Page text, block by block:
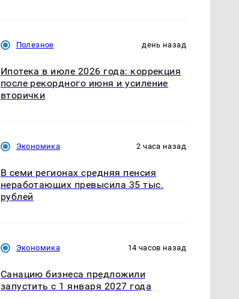
Полезное день назад
Ипотека в июле 2026 года: коррекция
после рекордного июня и усиление
вторички
Экономика 2 часа назад
В семи регионах средняя пенсия
неработающих превысила 35 тыс.
рублей
Экономика 14 часов назад
Санацию бизнеса предложили
запустить с 1 января 2027 года